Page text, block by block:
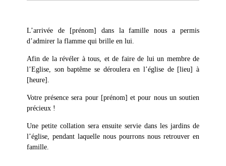
L’arrivée de [prénom] dans la famille nous a permis
d’admirer la flamme qui brille en lui.
Afin de la révéler à tous, et de faire de lui un membre de
l’Eglise, son baptême se déroulera en l’église de [lieu] à
[heure].
Votre présence sera pour [prénom] et pour nous un soutien
précieux !
Une petite collation sera ensuite servie dans les jardins de
l’église, pendant laquelle nous pourrons nous retrouver en
famille.